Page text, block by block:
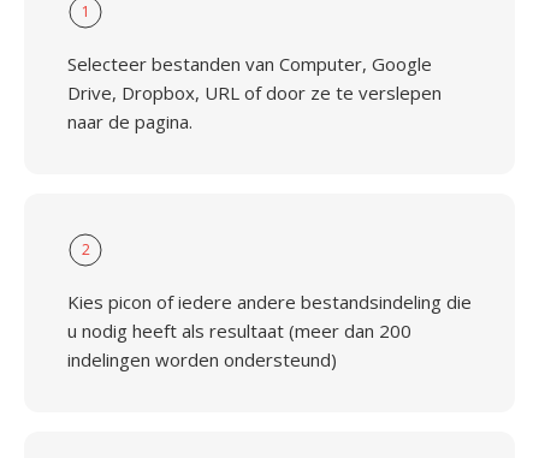
1
Selecteer bestanden van Computer, Google
Drive, Dropbox, URL of door ze te verslepen
naar de pagina.
2
Kies picon of iedere andere bestandsindeling die
u nodig heeft als resultaat (meer dan 200
indelingen worden ondersteund)